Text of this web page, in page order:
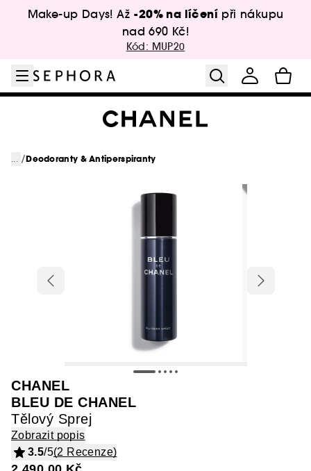
Přejít na hlavní obsah
Make-up Days! Až -20% na líčení při nákupu
nad 690 Kč!
Kód: MUP20
... /Deodoranty & Antiperspiranty
CHANEL
BLEU DE CHANEL
Tělový Sprej
Zobrazit popis
3.5/5(2 Recenze)